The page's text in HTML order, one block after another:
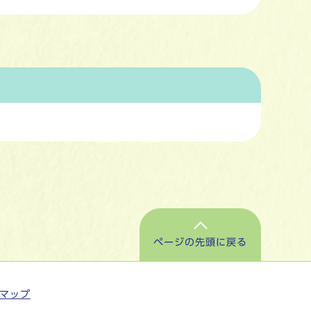
ページの先頭に戻る
ップ